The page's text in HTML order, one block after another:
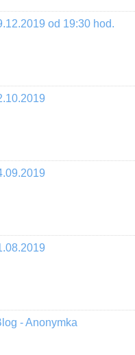
od 19:30 hod.
- Anonymka